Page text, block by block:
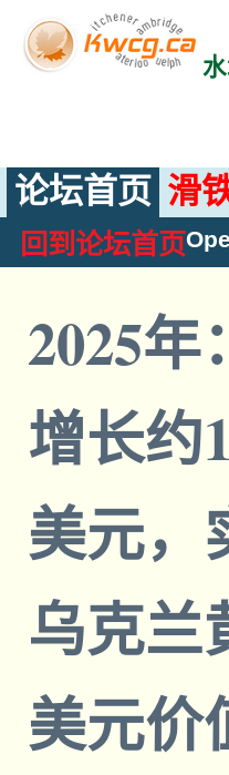
论坛首页 滑
回到论坛首页
2025
增长约
美元，
乌克兰
美元价